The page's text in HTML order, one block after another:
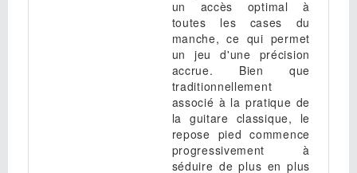
un accès optimal à
toutes les cases du
manche, ce qui permet
un jeu d'une précision
accrue. Bien que
traditionnellement
associé à la pratique de
la guitare classique, le
repose pied commence
progressivement à
séduire de plus en plus